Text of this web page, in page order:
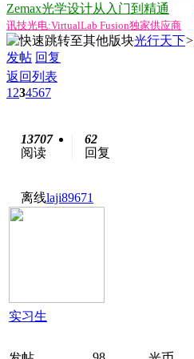
Zemax光学设计从入门到精通
讯技光电:VirtualLab Fusion独家供应商
光行天下>
发帖 回复
返回列表
1 234567
13707
阅读
62
回复
离线laji89671
实习生